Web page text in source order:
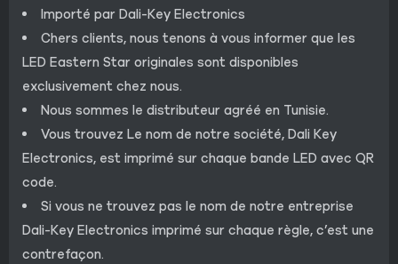
Importé par Dali-Key Electronics
Chers clients, nous tenons à vous informer que les
LED Eastern Star originales sont disponibles
exclusivement chez nous.
Nous sommes le distributeur agréé en Tunisie.
Vous trouvez Le nom de notre société, Dali Key
Electronics, est imprimé sur chaque bande LED avec QR
code.
Si vous ne trouvez pas le nom de notre entreprise
Dali-Key Electronics imprimé sur chaque règle, c’est une
contrefaçon.